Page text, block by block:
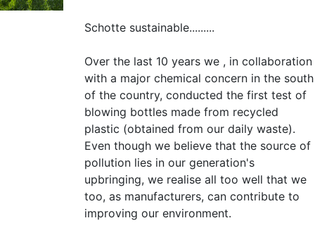
Schotte sustainable.........
Over the last 10 years we , in collaboration
with a major chemical concern in the south
of the country, conducted the first test of
blowing bottles made from recycled
plastic (obtained from our daily waste).
Even though we believe that the source of
pollution lies in our generation's
upbringing, we realise all too well that we
too, as manufacturers, can contribute to
improving our environment.